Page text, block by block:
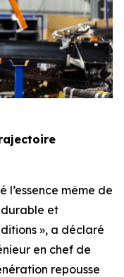
l’essence même de
durable et
», a déclaré
en chef de
repousse